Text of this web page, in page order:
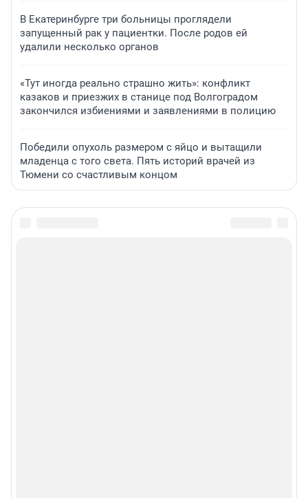
В Екатеринбурге три больницы проглядели
запущенный рак у пациентки. После родов ей
удалили несколько органов
«Тут иногда реально страшно жить»: конфликт
казаков и приезжих в станице под Волгоградом
закончился избиениями и заявлениями в полицию
Победили опухоль размером с яйцо и вытащили
младенца с того света. Пять историй врачей из
Тюмени со счастливым концом